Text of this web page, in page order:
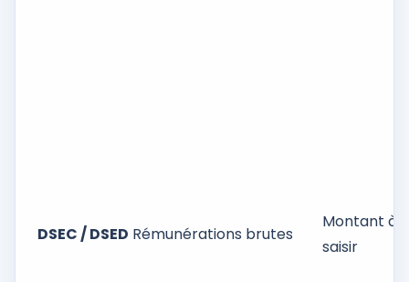
DSEC / DSED Rémunérations brutes
Montant à
saisir